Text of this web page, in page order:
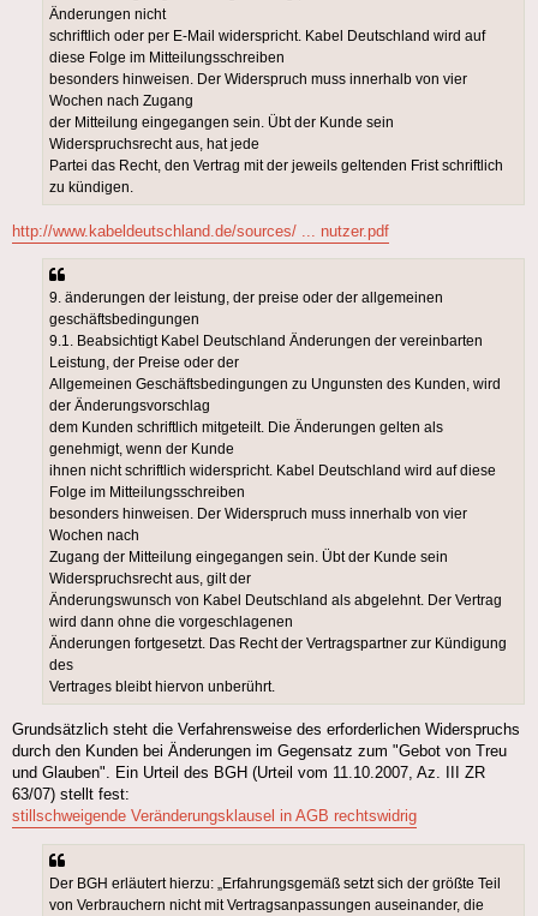
Änderungen nicht
schriftlich oder per E-Mail widerspricht. Kabel Deutschland wird auf
diese Folge im Mitteilungsschreiben
besonders hinweisen. Der Widerspruch muss innerhalb von vier
Wochen nach Zugang
der Mitteilung eingegangen sein. Übt der Kunde sein
Widerspruchsrecht aus, hat jede
Partei das Recht, den Vertrag mit der jeweils geltenden Frist schriftlich
zu kündigen.
http://www.kabeldeutschland.de/sources/ ... nutzer.pdf
9. änderungen der leistung, der preise oder der allgemeinen
geschäftsbedingungen
9.1. Beabsichtigt Kabel Deutschland Änderungen der vereinbarten
Leistung, der Preise oder der
Allgemeinen Geschäftsbedingungen zu Ungunsten des Kunden, wird
der Änderungsvorschlag
dem Kunden schriftlich mitgeteilt. Die Änderungen gelten als
genehmigt, wenn der Kunde
ihnen nicht schriftlich widerspricht. Kabel Deutschland wird auf diese
Folge im Mitteilungsschreiben
besonders hinweisen. Der Widerspruch muss innerhalb von vier
Wochen nach
Zugang der Mitteilung eingegangen sein. Übt der Kunde sein
Widerspruchsrecht aus, gilt der
Änderungswunsch von Kabel Deutschland als abgelehnt. Der Vertrag
wird dann ohne die vorgeschlagenen
Änderungen fortgesetzt. Das Recht der Vertragspartner zur Kündigung
des
Vertrages bleibt hiervon unberührt.
Grundsätzlich steht die Verfahrensweise des erforderlichen Widerspruchs
durch den Kunden bei Änderungen im Gegensatz zum "Gebot von Treu
und Glauben". Ein Urteil des BGH (Urteil vom 11.10.2007, Az. III ZR
63/07) stellt fest:
stillschweigende Veränderungsklausel in AGB rechtswidrig
Der BGH erläutert hierzu: „Erfahrungsgemäß setzt sich der größte Teil
von Verbrauchern nicht mit Vertragsanpassungen auseinander, die